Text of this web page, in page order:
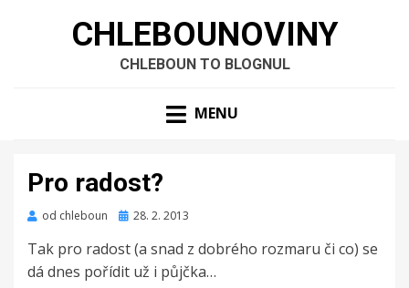
CHLEBOUNOVINY
CHLEBOUN TO BLOGNUL
MENU
Pro radost?
od chleboun
Zveřejněno
28. 2. 2013
Tak pro radost (a snad z dobrého rozmaru či co) se
dá dnes pořídit už i půjčka…